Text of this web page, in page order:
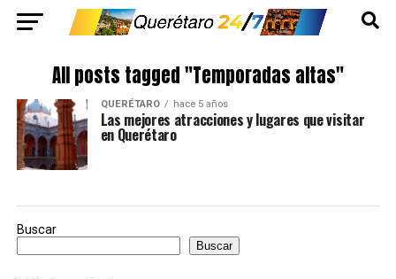
All posts tagged "Temporadas altas"
QUERÉTARO hace 5 años
Las mejores atracciones y lugares que visitar
en Querétaro
Buscar
Buscar